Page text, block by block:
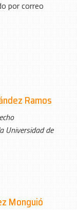
por correo
Ramos
Universidad de
Monguió